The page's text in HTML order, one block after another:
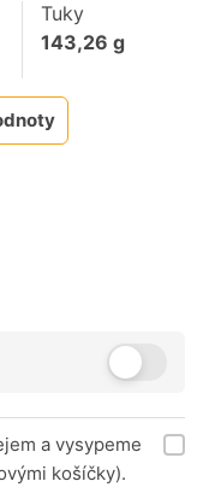
Tuky
143,26 g
a vysypeme
košíčky).